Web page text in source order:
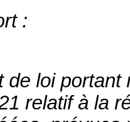
:
de loi
relatif à la